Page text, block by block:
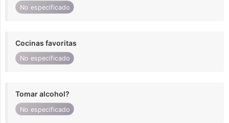
No especificado
Cocinas favoritas
No especificado
Tomar alcohol?
No especificado